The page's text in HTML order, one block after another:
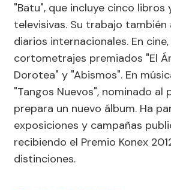
"Batu", que incluye cinco libros
televisivas. Su trabajo también
diarios internacionales. En
cortometrajes premiados "El
Dorotea" y "Abismos". En
"Tangos Nuevos", nominado al
prepara un nuevo álbum. Ha
exposiciones y campañas
recibiendo el Premio Konex
distinciones.